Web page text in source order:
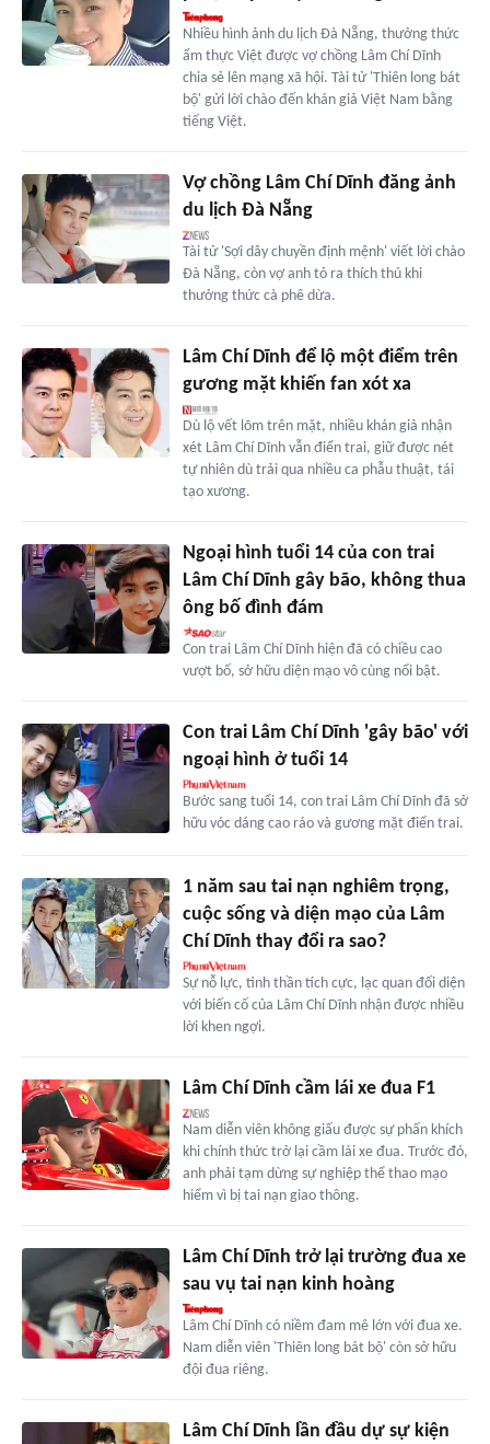
Nhiều hình ảnh du lịch Đà Nẵng, thưởng thức
ẩm thực Việt được vợ chồng Lâm Chí Dĩnh
chia sẻ lên mạng xã hội. Tài tử 'Thiên long bát
bộ' gửi lời chào đến khán giả Việt Nam bằng
tiếng Việt.
Vợ chồng Lâm Chí Dĩnh đăng ảnh
du lịch Đà Nẵng
Tài tử 'Sợi dây chuyền định mệnh' viết lời chào
Đà Nẵng, còn vợ anh tỏ ra thích thú khi
thưởng thức cà phê dừa.
Lâm Chí Dĩnh để lộ một điểm trên
gương mặt khiến fan xót xa
Dù lộ vết lõm trên mặt, nhiều khán giả nhận
xét Lâm Chí Dĩnh vẫn điển trai, giữ được nét
tự nhiên dù trải qua nhiều ca phẫu thuật, tái
tạo xương.
Ngoại hình tuổi 14 của con trai
Lâm Chí Dĩnh gây bão, không thua
ông bố đình đám
Con trai Lâm Chí Dĩnh hiện đã có chiều cao
vượt bố, sở hữu diện mạo vô cùng nổi bật.
Con trai Lâm Chí Dĩnh 'gây bão' với
ngoại hình ở tuổi 14
Bước sang tuổi 14, con trai Lâm Chí Dĩnh đã sở
hữu vóc dáng cao ráo và gương mặt điển trai.
1 năm sau tai nạn nghiêm trọng,
cuộc sống và diện mạo của Lâm
Chí Dĩnh thay đổi ra sao?
Sự nỗ lực, tinh thần tích cực, lạc quan đối diện
với biến cố của Lâm Chí Dĩnh nhận được nhiều
lời khen ngợi.
Lâm Chí Dĩnh cầm lái xe đua F1
Nam diễn viên không giấu được sự phấn khích
khi chính thức trở lại cầm lái xe đua. Trước đó,
anh phải tạm dừng sự nghiệp thể thao mạo
hiểm vì bị tai nạn giao thông.
Lâm Chí Dĩnh trở lại trường đua xe
sau vụ tai nạn kinh hoàng
Lâm Chí Dĩnh có niềm đam mê lớn với đua xe.
Nam diễn viên 'Thiên long bát bộ' còn sở hữu
đội đua riêng.
Lâm Chí Dĩnh lần đầu dự sự kiện